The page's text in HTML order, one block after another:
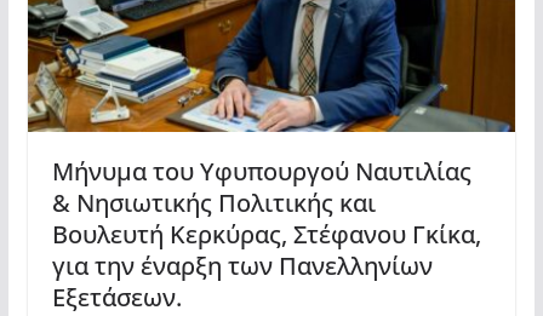
Μήνυμα του Υφυπουργού Ναυτιλίας
& Νησιωτικής Πολιτικής και
Βουλευτή Κερκύρας, Στέφανου Γκίκα,
για την έναρξη των Πανελληνίων
Εξετάσεων.